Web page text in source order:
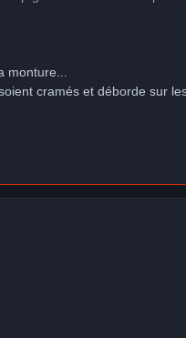
cramés et déborde sur